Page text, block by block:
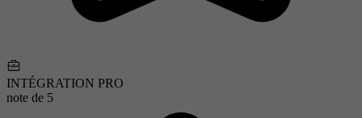
INTÉGRATION PRO
note de 5